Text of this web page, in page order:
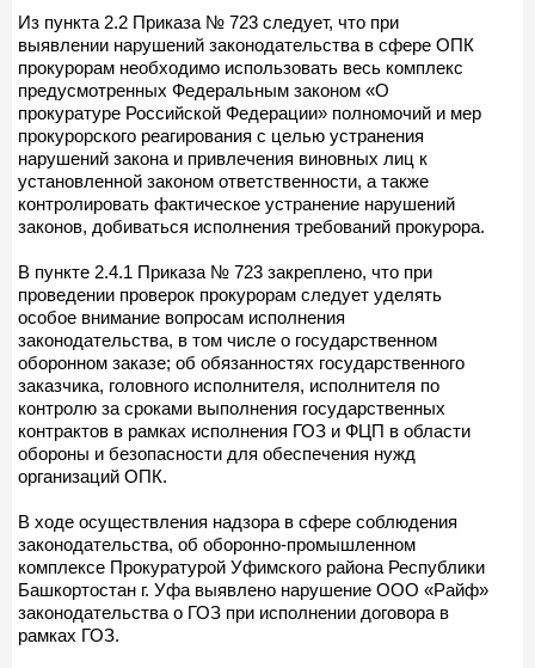
Из пункта 2.2 Приказа № 723 следует, что при
выявлении нарушений законодательства в сфере ОПК
прокурорам необходимо использовать весь комплекс
предусмотренных Федеральным законом «О
прокуратуре Российской Федерации» полномочий и мер
прокурорского реагирования с целью устранения
нарушений закона и привлечения виновных лиц к
установленной законом ответственности, а также
контролировать фактическое устранение нарушений
законов, добиваться исполнения требований прокурора.
В пункте 2.4.1 Приказа № 723 закреплено, что при
проведении проверок прокурорам следует уделять
особое внимание вопросам исполнения
законодательства, в том числе о государственном
оборонном заказе; об обязанностях государственного
заказчика, головного исполнителя, исполнителя по
контролю за сроками выполнения государственных
контрактов в рамках исполнения ГОЗ и ФЦП в области
обороны и безопасности для обеспечения нужд
организаций ОПК.
В ходе осуществления надзора в сфере соблюдения
законодательства, об оборонно-промышленном
комплексе Прокуратурой Уфимского района Республики
Башкортостан г. Уфа выявлено нарушение ООО «Райф»
законодательства о ГОЗ при исполнении договора в
рамках ГОЗ.